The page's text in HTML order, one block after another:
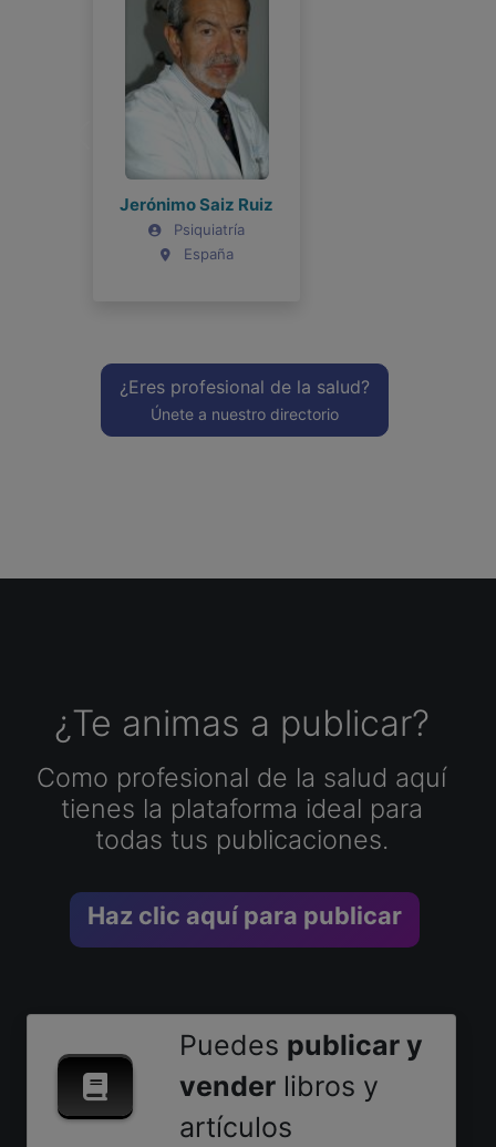
Jerónimo Saiz Ruiz
Psiquiatría
España
Joel Bravo
¿Eres profesional de la salud?
Únete a nuestro directorio
¿Te animas a publicar?
Como profesional de la salud aquí
tienes la plataforma ideal para
todas tus publicaciones.
Haz clic aquí para publicar
Puedes publicar y
vender libros y
artículos